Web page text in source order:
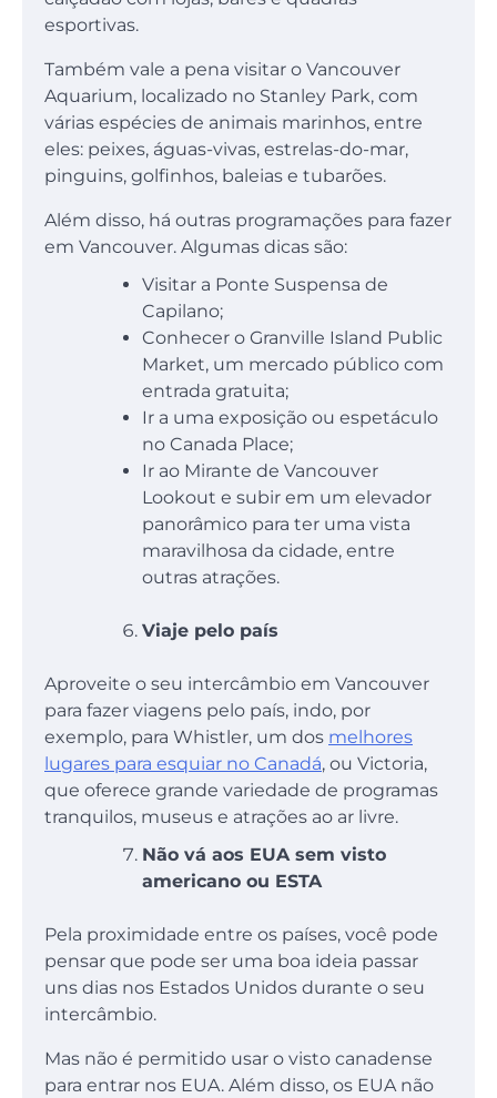
esportivas.
Também vale a pena visitar o Vancouver
Aquarium, localizado no Stanley Park, com
várias espécies de animais marinhos, entre
eles: peixes, águas-vivas, estrelas-do-mar,
pinguins, golfinhos, baleias e tubarões.
Além disso, há outras programações para fazer
em Vancouver. Algumas dicas são:
Visitar a Ponte Suspensa de
Capilano;
Conhecer o Granville Island Public
Market, um mercado público com
entrada gratuita;
Ir a uma exposição ou espetáculo
no Canada Place;
Ir ao Mirante de Vancouver
Lookout e subir em um elevador
panorâmico para ter uma vista
maravilhosa da cidade, entre
outras atrações.
Viaje pelo país
Aproveite o seu intercâmbio em Vancouver
para fazer viagens pelo país, indo, por
exemplo, para Whistler, um dos melhores
lugares para esquiar no Canadá, ou Victoria,
que oferece grande variedade de programas
tranquilos, museus e atrações ao ar livre.
Não vá aos EUA sem visto
americano ou ESTA
Pela proximidade entre os países, você pode
pensar que pode ser uma boa ideia passar
uns dias nos Estados Unidos durante o seu
intercâmbio.
Mas não é permitido usar o visto canadense
para entrar nos EUA. Além disso, os EUA não